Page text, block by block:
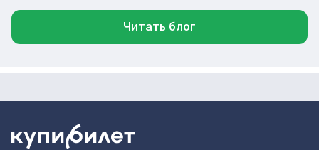
Читать блог